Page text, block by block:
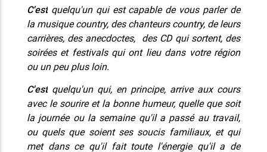
C'estquelqu'un qui est capable de vous parler de
la musique country, des chanteurs country, de leurs
carrières, des anecdoctes, des CD qui sortent, des
soirées et festivals qui ont lieu dans votre région
ou un peu plus loin.
C'estquelqu'un qui, en principe, arrive aux cours
avec le sourire et la bonne humeur, quelle que soit
la journée ou la semaine qu'il a passé au travail,
ou quels que soient ses soucis familiaux, et qui
met dans ce qu'il fait toute l'énergie qu'il a de